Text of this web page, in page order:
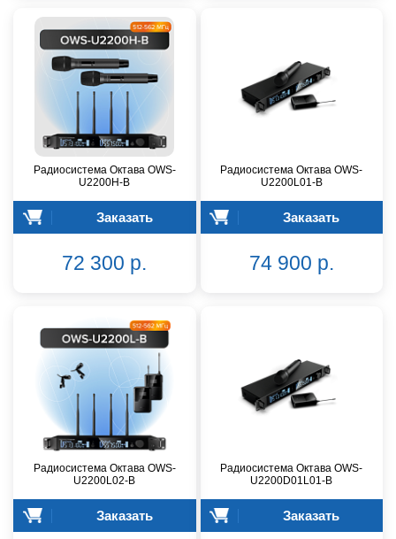
Радиосистема Октава OWS-
U2200H-B
Заказать
72 300 р.
Радиосистема Октава OWS-
U2200L01-B
Заказать
74 900 р.
Радиосистема Октава OWS-
U2200L02-B
Заказать
Радиосистема Октава OWS-
U2200D01L01-B
Заказать